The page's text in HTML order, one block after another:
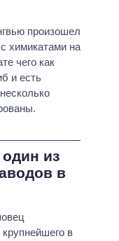
произошел
химикатами на
чего как
и есть
из
в
в